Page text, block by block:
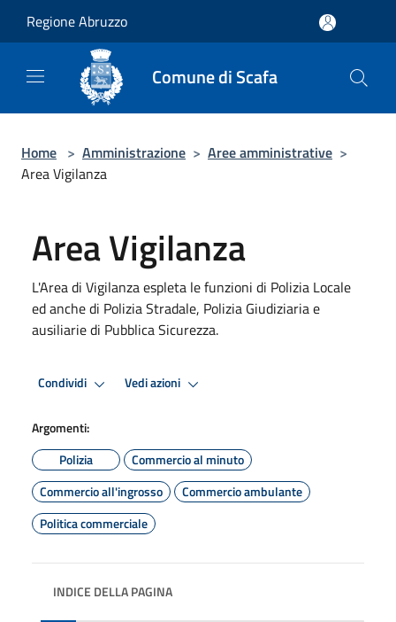
Regione Abruzzo
Comune di Scafa
Home > Amministrazione > Aree amministrative >
Area Vigilanza
Area Vigilanza
L'Area di Vigilanza espleta le funzioni di Polizia Locale
ed anche di Polizia Stradale, Polizia Giudiziaria e
ausiliarie di Pubblica Sicurezza.
Condividi Vedi azioni
Argomenti:
Polizia
Commercio al minuto
Commercio all'ingrosso
Commercio ambulante
Politica commerciale
INDICE DELLA PAGINA